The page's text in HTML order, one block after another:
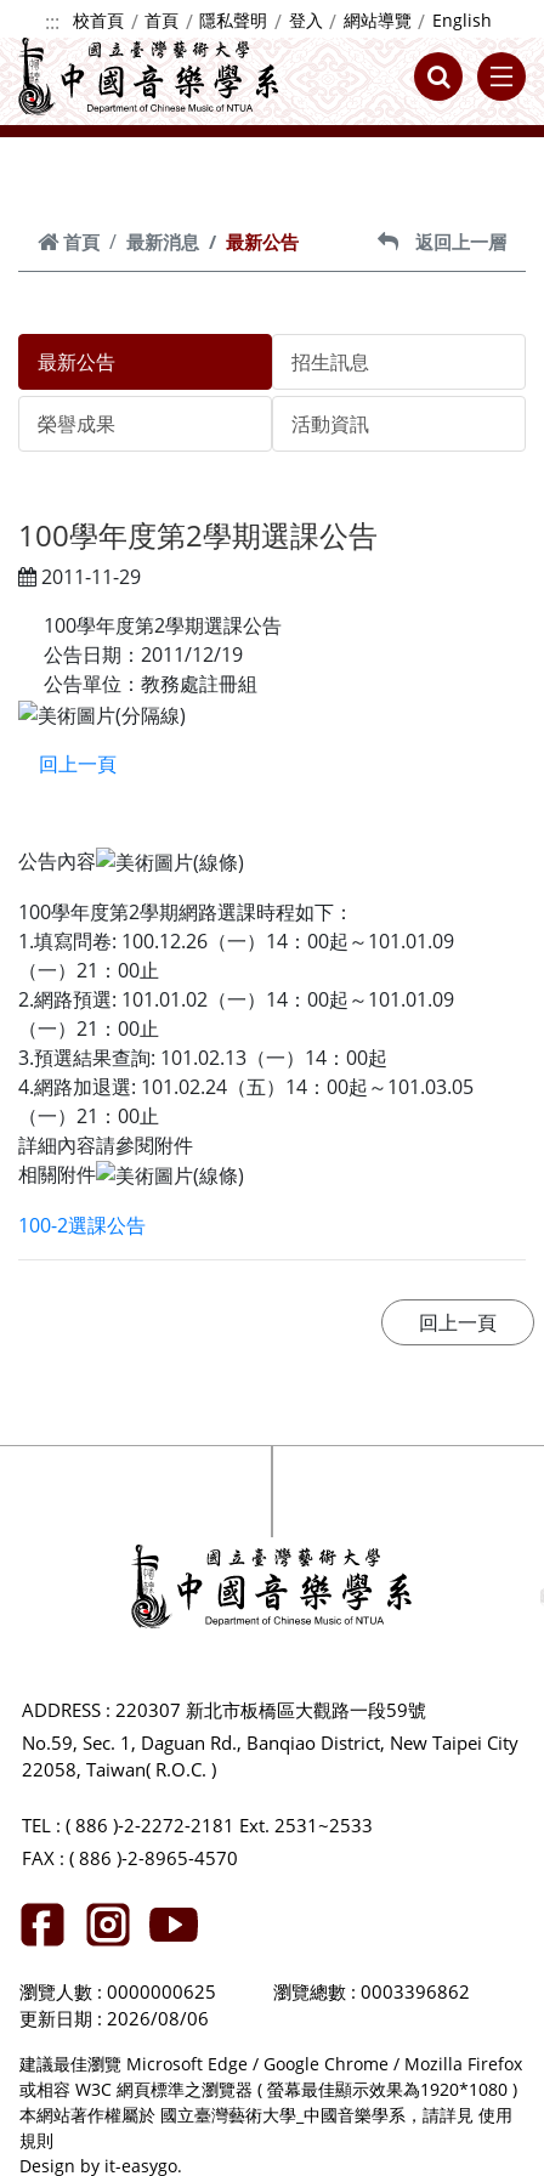
跳到主要內容
::: 校首頁 首頁 隱私聲明 登入 網站導覽 English
首頁 最新消息 最新公告 返回上一層
最新公告 招生訊息
榮譽成果 活動資訊
100學年度第2學期選課公告
2011-11-29
100學年度第2學期選課公告
公告日期：2011/12/19
公告單位：教務處註冊組
回上一頁
公告內容
100學年度第2學期網路選課時程如下：
1.填寫問卷: 100.12.26（一）14：00起～101.01.09
（一）21：00止
2.網路預選: 101.01.02（一）14：00起～101.01.09
（一）21：00止
3.預選結果查詢: 101.02.13（一）14：00起
4.網路加退選: 101.02.24（五）14：00起～101.03.05
（一）21：00止
詳細內容請參閱附件
相關附件
100-2選課公告
ADDRESS : 220307 新北市板橋區大觀路一段59號
No.59, Sec. 1, Daguan Rd., Banqiao District, New Taipei City
22058, Taiwan( R.O.C. )
TEL : ( 886 )-2-2272-2181 Ext. 2531~2533
FAX : ( 886 )-2-8965-4570
瀏覽人數 : 0000000625
瀏覽總數 : 0003396862
更新日期 : 2026/08/06
建議最佳瀏覽 Microsoft Edge / Google Chrome / Mozilla Firefox
或相容 W3C 網頁標準之瀏覽器 ( 螢幕最佳顯示效果為1920*1080 )
本網站著作權屬於 國立臺灣藝術大學_中國音樂學系，請詳見 使用
規則
Design by it-easygo.